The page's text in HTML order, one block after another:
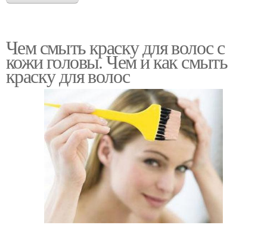
Чем смыть краску для волос с
кожи головы. Чем и как смыть
краску для волос